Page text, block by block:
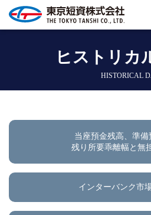
ヒストリカ
HISTORICAL
当座預金残高、準備
残り所要乖離幅と無
インターバンク市